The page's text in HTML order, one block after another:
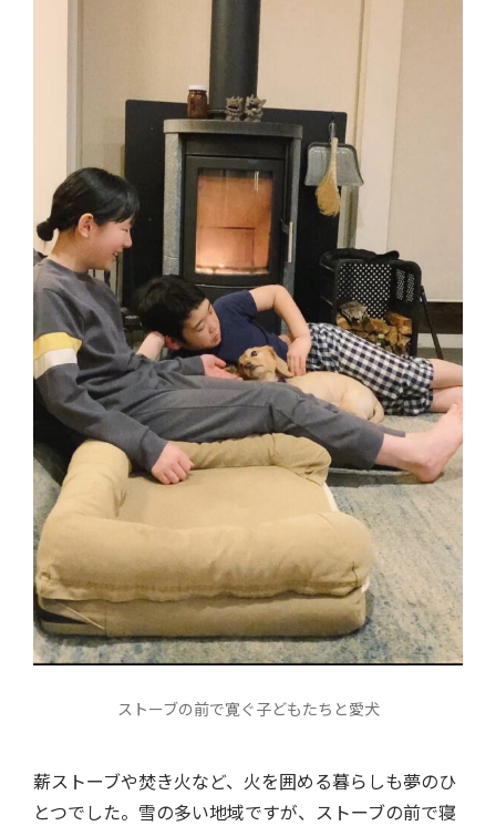
ストーブの前で寛ぐ子どもたちと愛犬
薪ストーブや焚き火など、火を囲める暮らしも夢のひ
とつでした。雪の多い地域ですが、ストーブの前で寝